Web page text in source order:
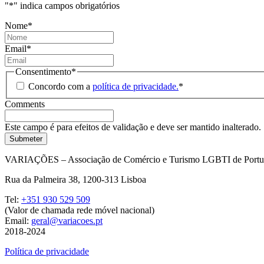
"*" indica campos obrigatórios
Nome*
Email*
Consentimento*
Concordo com a política de privacidade.*
Comments
Este campo é para efeitos de validação e deve ser mantido inalterado.
VARIAÇÕES – Associação de Comércio e Turismo LGBTI de
Rua da Palmeira 38, 1200-313 Lisboa
Tel: +351 930 529 509
(Valor de chamada rede móvel nacional)
Email: geral@variacoes.pt
2018-2024
Política de privacidade